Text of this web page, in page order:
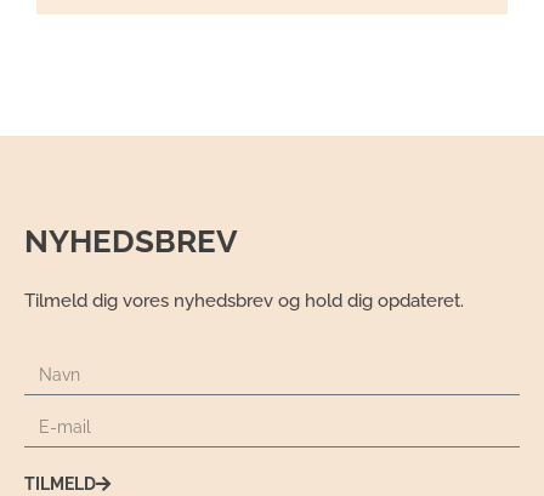
NYHEDSBREV
Tilmeld dig vores nyhedsbrev og hold dig opdateret.
TILMELD